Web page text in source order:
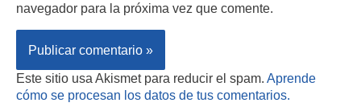
navegador para la próxima vez que comente.
Este sitio usa Akismet para reducir el spam. Aprende
cómo se procesan los datos de tus comentarios.